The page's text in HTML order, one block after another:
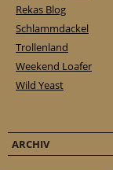
Rekas Blog
Schlammdackel
Trollenland
Weekend Loafer
Wild Yeast
ARCHIV